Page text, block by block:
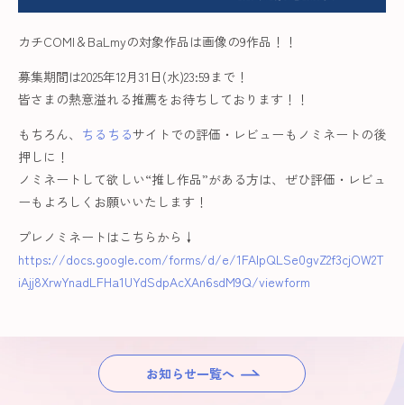
カチCOMI＆BaLmyの対象作品は画像の9作品！！
募集期間は2025年12月31日(水)23:59まで！
皆さまの熱意溢れる推薦をお待ちしております！！
もちろん、 ちるちるサイトでの評価・レビューもノミネートの後
押しに！
ノミネートして欲しい“推し作品”がある方は、ぜひ評価・レビュ
ーもよろしくお願いいたします！
プレノミネートはこちらから↓
https://docs.google.com/forms/d/e/1FAIpQLSe0gvZ2f3cjOW2T
iAjj8XrwYnadLFHa1UYdSdpAcXAn6sdM9Q/viewform
お知らせ一覧へ